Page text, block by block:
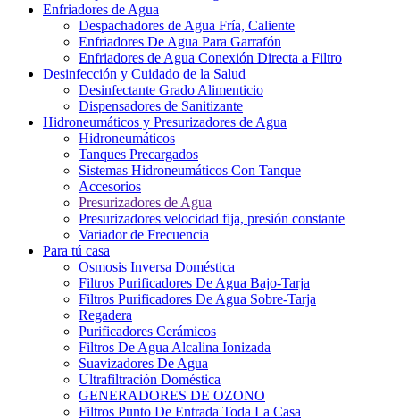
Enfriadores de Agua
Despachadores de Agua Fría, Caliente
Enfriadores De Agua Para Garrafón
Enfriadores de Agua Conexión Directa a Filtro
Desinfección y Cuidado de la Salud
Desinfectante Grado Alimenticio
Dispensadores de Sanitizante
Hidroneumáticos y Presurizadores de Agua
Hidroneumáticos
Tanques Precargados
Sistemas Hidroneumáticos Con Tanque
Accesorios
Presurizadores de Agua
Presurizadores velocidad fija, presión constante
Variador de Frecuencia
Para tú casa
Osmosis Inversa Doméstica
Filtros Purificadores De Agua Bajo-Tarja
Filtros Purificadores De Agua Sobre-Tarja
Regadera
Purificadores Cerámicos
Filtros De Agua Alcalina Ionizada
Suavizadores De Agua
Ultrafiltración Doméstica
GENERADORES DE OZONO
Filtros Punto De Entrada Toda La Casa